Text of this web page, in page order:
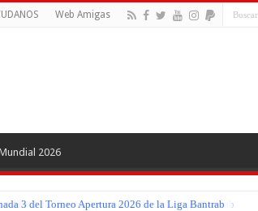
Web Amigas
2026
3 del Torneo Apertura 2026 de la Liga Bantrab